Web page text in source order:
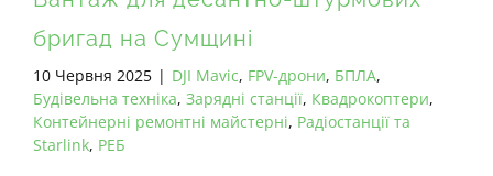
бригад на Сумщині
10 Червня 2025 | DJI Mavic, FPV-дрони, БПЛА,
Будівельна техніка, Зарядні станції, Квадрокоптери,
Контейнерні ремонтні майстерні, Радіостанції та
Starlink, РЕБ